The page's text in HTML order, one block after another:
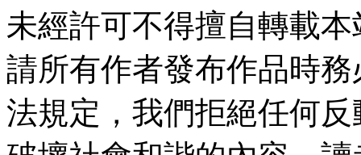
未經許可不得擅自轉載
請所有作者發布作品時
法規定，我們拒絕任何